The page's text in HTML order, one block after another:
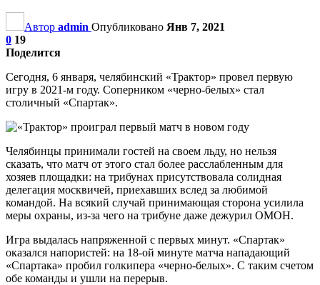
Автор admin Опубликовано Янв 7, 2021
0 19
Поделится
Сегодня, 6 января, челябинский «Трактор» провел первую
игру в 2021-м году. Соперником «черно-белых» стал
столичный «Спартак».
Челябинцы принимали гостей на своем льду, но нельзя
сказать, что матч от этого стал более расслабленным для
хозяев площадки: на трибунах присутствовала солидная
делегация москвичей, приехавших вслед за любимой
командой. На всякий случай принимающая сторона усилила
меры охраны, из-за чего на трибуне даже дежурил ОМОН.
Игра выдалась напряженной с первых минут. «Спартак»
оказался напористей: на 18-ой минуте матча нападающий
«Спартака» пробил голкипера «черно-белых». С таким счетом
обе команды и ушли на перерыв.